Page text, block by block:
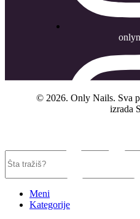
© 2026. Only Nails. Sva
izrada
Meni
Kategorije